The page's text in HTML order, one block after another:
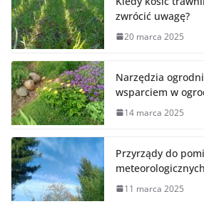
zwrócić uwagę?
20 marca 2025
Narzędzia
wsparciem w
14 marca 2025
Przyrządy do
meteorologicznych
11 marca 2025